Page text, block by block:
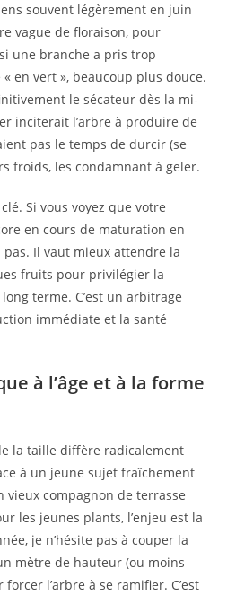
souvent légèrement en juin
vague de floraison, pour
une branche a pris trop
« en vert », beaucoup plus douce.
le sécateur dès la mi-
inciterait l’arbre à produire de
pas le temps de durcir (se
froids, les condamnant à geler.
Si vous voyez que votre
en cours de maturation en
Il vaut mieux attendre la
fruits pour privilégier la
terme. C’est un arbitrage
immédiate et la santé
à l’âge et à la forme
la taille diffère radicalement
à un jeune sujet fraîchement
compagnon de terrasse
les jeunes plants, l’enjeu est la
je n’hésite pas à couper la
mètre de hauteur (ou moins
l’arbre à se ramifier. C’est